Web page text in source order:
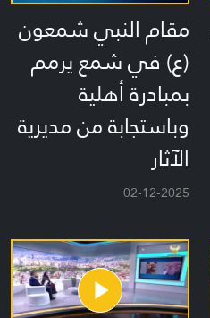
مقام النبي شمعون
(ع) في شمع يرمم
بمبادرة أهلية
وباستجابة من مديرية
الآثار
02-12-2025